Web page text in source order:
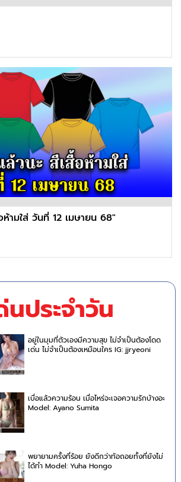
ห้ามใส่ วันที่ 12 เมษายน 68"
นประจำวัน
อยู่ในมุมที่ตัวเองมีความสุข ไม่จำเป็นต้องโดด
เด่น ไม่จำเป็นต้องเหมือนใคร IG: jjryeoni
เบื่อแล้วความร้อน เมื่อไหร่จะเจอความรักบ้างอะ
Model: Ayano Sumita
พยายามครั้งที่ร้อย ยังดีกว่าท้อถอยทั้งที่ยังไม่
ได้ทำ Model: Yuha Hongo